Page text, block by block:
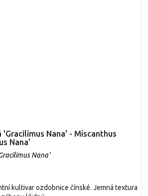
'Gracilimus Nana' - Miscanthus
Nana'
Nana'
kultivar ozdobnice čínské. Jemná textura